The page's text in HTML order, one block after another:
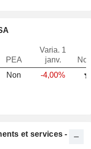
PEA
Varia. 1
janv.
Non -4,00%
et services -